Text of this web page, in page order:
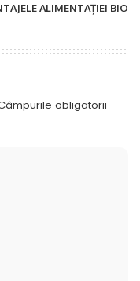
ALIMENTAȚIEI BIO
obligatorii